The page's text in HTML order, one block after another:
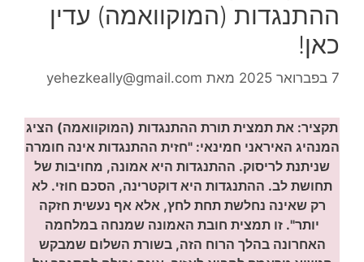
ההתנגדות (המוקוואמה) עדין
כאן!
7 בפברואר 2025 מאת yehezkeally@gmail.com
תקציר: את תמצית תורת ההתנגדות (המוקוואמה) הציג
המנהיג האיראני חמינאי: "חזית ההתנגדות אינה חומרה
שניתנת לריסוק. ההתנגדות היא אמונה, מחויבות של
תחושת לב. ההתנגדות היא דוקטרינה, הסכם חוזי. לא
רק שאינה נחלשת תחת לחץ, אלא אף נעשית חזקה
יותר". זו תמצית חובת האמונה שמנחה במלחמה
האחרונה בהלך הרוח הזה, בשורת השלום שמבקש